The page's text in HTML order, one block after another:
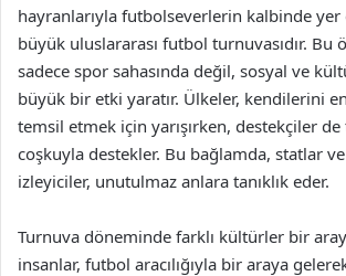
hayranlarıyla futbolseverlerin kalbinde yer
büyük uluslararası futbol turnuvasıdır. Bu
sadece spor sahasında değil, sosyal ve
büyük bir etki yaratır. Ülkeler, kendilerini
temsil etmek için yarışırken, destekçiler de
coşkuyla destekler. Bu bağlamda, statlar
izleyiciler, unutulmaz anlara tanıklık eder.
Turnuva döneminde farklı kültürler bir
insanlar, futbol aracılığıyla bir araya